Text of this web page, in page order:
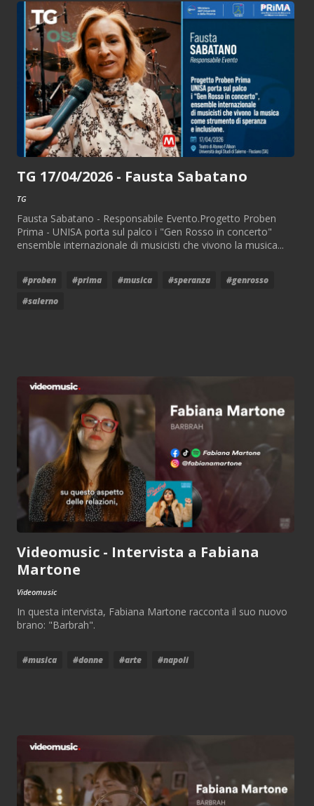
TG 17/04/2026 - Fausta Sabatano
TG
Fausta Sabatano - Responsabile Evento.Progetto Proben
Prima - UNISA porta sul palco i "Gen Rosso in concerto"
ensemble internazionale di musicisti che vivono la musica...
#proben #prima #musica #speranza
#genrosso
#salerno
Videomusic - Intervista a Fabiana
Martone
Videomusic
In questa intervista, Fabiana Martone racconta il suo nuovo
brano: "Barbrah".
#musica #donne #arte #napoli